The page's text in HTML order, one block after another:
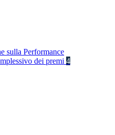
sulla Performance
dei premi 4